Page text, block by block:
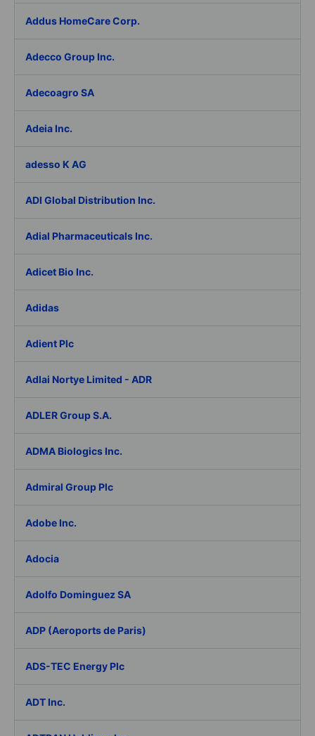
Addus HomeCare Corp.
Adecco Group Inc.
Adecoagro SA
Adeia Inc.
adesso K AG
ADI Global Distribution Inc.
Adial Pharmaceuticals Inc.
Adicet Bio Inc.
Adidas
Adient Plc
Adlai Nortye Limited - ADR
ADLER Group S.A.
ADMA Biologics Inc.
Admiral Group Plc
Adobe Inc.
Adocia
Adolfo Dominguez SA
ADP (Aeroports de Paris)
ADS-TEC Energy Plc
ADT Inc.